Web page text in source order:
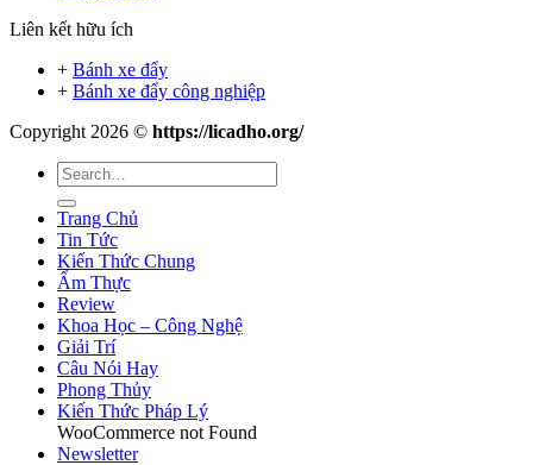
Liên kết hữu ích
+ Bánh xe đẩy
+ Bánh xe đẩy công nghiệp
Copyright 2026 © https://licadho.org/
Trang Chủ
Tin Tức
Kiến Thức Chung
Ẩm Thực
Review
Khoa Học – Công Nghệ
Giải Trí
Câu Nói Hay
Phong Thủy
Kiến Thức Pháp Lý
WooCommerce not Found
Newsletter